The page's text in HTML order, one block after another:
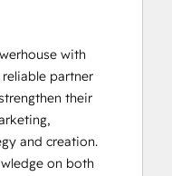
Models and
and
II
with
partner
their
and creation.
on both